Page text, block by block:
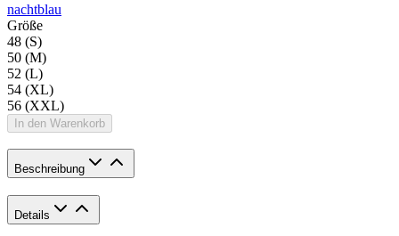
nachtblau
Größe
48 (S)
50 (M)
52 (L)
54 (XL)
56 (XXL)
In den Warenkorb
Beschreibung
Details